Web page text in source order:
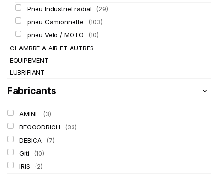
Pneu Industriel radial
(29)
pneu Camionnette
(103)
pneu Velo / MOTO
(10)
CHAMBRE A AIR ET AUTRES
EQUIPEMENT
LUBRIFIANT
Fabricants
AMINE
(3)
BFGOODRICH
(33)
DEBICA
(7)
Giti
(10)
IRIS
(2)